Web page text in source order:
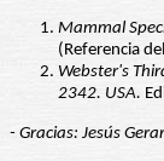
Mammal
(Referencia
Webster's
2342. USA.
- Gracias: Jesús